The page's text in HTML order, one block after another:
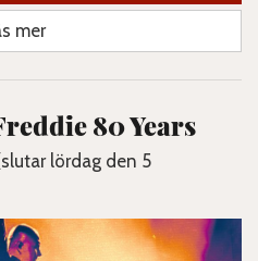
mer
80 Years
lördag den 5